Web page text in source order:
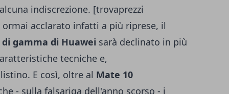
indiscrezione. [trovaprezzi
acclarato infatti a più riprese, il
gamma di Huawei sarà declinato in più
tecniche e,
E così, oltre al Mate 10
- sulla falsariga dell'anno scorso - i